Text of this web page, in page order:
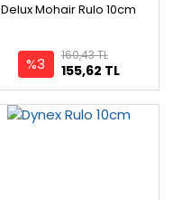
Delux Mohair Rulo 10cm
%3 155,62 TL
160,43 TL